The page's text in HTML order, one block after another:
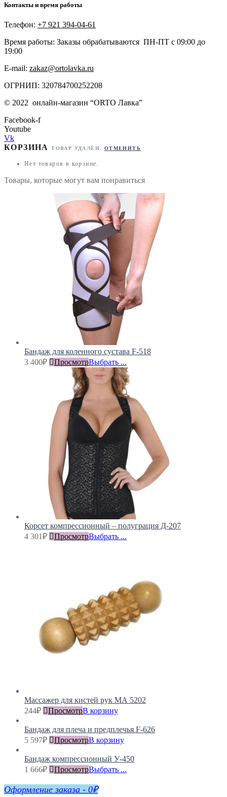
Контакты и время работы
Телефон: +7 921 394-04-61
Время работы: Заказы обрабатываются ПН-ПТ с 09:00 до
19:00
E-mail: zakaz@ortolavka.ru
ОГРНИП: 320784700252208
© 2022 онлайн-магазин “ORTO Лавка”
Facebook-f
Youtube
Vk
КОРЗИНАТОВАР УДАЛЁН. ОТМЕНИТЬ
Нет товаров в корзине.
Товары, которые могут вам понравиться
Бандаж для коленного сустава F-518
3 400₽ ПросмотрВыбрать ...
Корсет компрессионный – полуграция Д-207
4 301₽ ПросмотрВыбрать ...
Массажер для кистей рук МА 5202
244₽ ПросмотрВ корзину
Бандаж для плеча и предплечья F-626
5 597₽ ПросмотрВ корзину
Бандаж компрессионный У-450
1 666₽ ПросмотрВыбрать ...
Оформление заказа - 0₽